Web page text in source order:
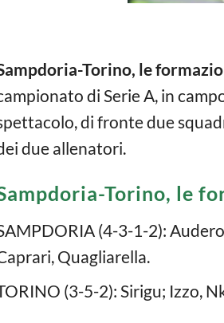
Torino, le
di Serie A, in
di fronte due
due allenatori.
Torino, le
(4-3-1-2):
Quagliarella.
(3-5-2): Sirigu; Izzo,